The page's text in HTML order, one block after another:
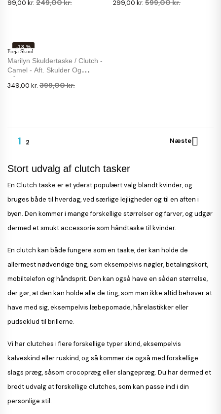
99,00 kr. 249,00 kr. 299,00 kr. 599,00 kr.
Freja Skind
Marilyn Skuldertaske / Clutch -
Camel - Aft. Skulder Og
Håndrem
349,00 kr. 399,00 kr.
-13 %
1 2 Næste
Stort udvalg af clutch tasker
En Clutch taske er et yderst populært valg blandt kvinder, og
bruges både til hverdag, ved særlige lejligheder og til en aften i
byen. Den kommer i mange forskellige størrelser og farver, og udgør
dermed et smukt accessorie som håndtaske til kvinder.
En clutch kan både fungere som en taske, der kan holde de
allermest nødvendige ting, som eksempelvis nøgler, betalingskort,
mobiltelefon og håndsprit. Den kan også have en sådan størrelse,
der gør, at den kan holde alle de ting, som man ikke altid behøver at
have med sig, eksempelvis læbepomade, hårelastikker eller
pudseklud til brillerne.
Vi har clutches i flere forskellige typer skind, eksempelvis
kalveskind eller ruskind, og så kommer de også med forskellige
slags præg, såsom crocopræg eller slangepræg. Du har dermed et
bredt udvalg at forskellige clutches, som kan passe ind i din
personlige stil.